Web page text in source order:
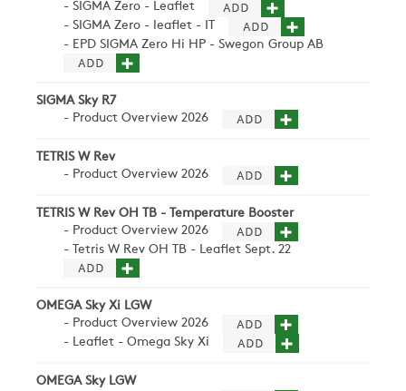
- SIGMA Zero - Leaflet
- SIGMA Zero - leaflet - IT
- EPD SIGMA Zero Hi HP - Swegon Group AB
SIGMA Sky R7
- Product Overview 2026
TETRIS W Rev
- Product Overview 2026
TETRIS W Rev OH TB - Temperature Booster
- Product Overview 2026
- Tetris W Rev OH TB - Leaflet Sept. 22
OMEGA Sky Xi LGW
- Product Overview 2026
- Leaflet - Omega Sky Xi
OMEGA Sky LGW